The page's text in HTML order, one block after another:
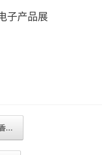
子产品展
…